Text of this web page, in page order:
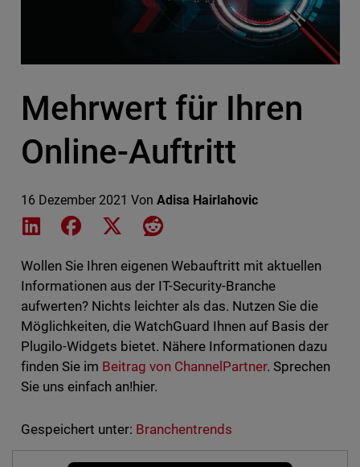
Mehrwert für Ihren
Online-Auftritt
16 Dezember 2021 Von Adisa Hairlahovic
Share on LinkedIn
Share on Facebook
Share on XShare on Reddit
Wollen Sie Ihren eigenen Webauftritt mit aktuellen
Informationen aus der IT-Security-Branche
aufwerten? Nichts leichter als das. Nutzen Sie die
Möglichkeiten, die WatchGuard Ihnen auf Basis der
Plugilo-Widgets bietet. Nähere Informationen dazu
finden Sie im Beitrag von ChannelPartner. Sprechen
Sie uns einfach an!hier.
Gespeichert unter: Branchentrends